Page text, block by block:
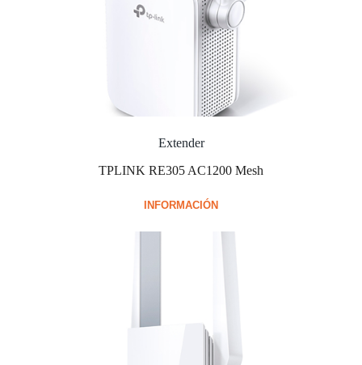
Extender
TPLINK RE305 AC1200 Mesh
INFORMACIÓN